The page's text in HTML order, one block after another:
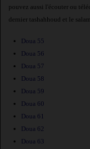
pouvez aussi l'écouter ou
dernier tashahhoud et le
Doua 55
Doua 56
Doua 57
Doua 58
Doua 59
Doua 60
Doua 61
Doua 62
Doua 63